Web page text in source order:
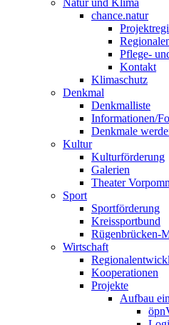
Natur und Klima
chance.natur
Pflege-
Kontakt
Klimaschutz
Denkmal
Denkmalliste
Informationen/
Denkmale
Kultur
Kulturförderung
Galerien
Theater
Sport
Sportförderung
Kreissportbund
Rügenbrücken-
Wirtschaft
Kooperationen
Projekte
Aufbau